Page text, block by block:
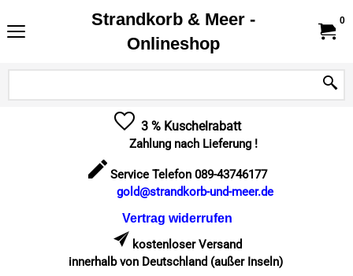
Strandkorb & Meer -
Onlineshop
0
3 % Kuschelrabatt
Zahlung nach Lieferung !
Service Telefon 089-43746177
gold@strandkorb-und-meer.de
Vertrag widerrufen
kostenloser Versand
innerhalb von Deutschland (außer Inseln)